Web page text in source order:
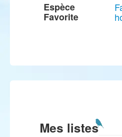
Espèce
Favorite
Mes listes